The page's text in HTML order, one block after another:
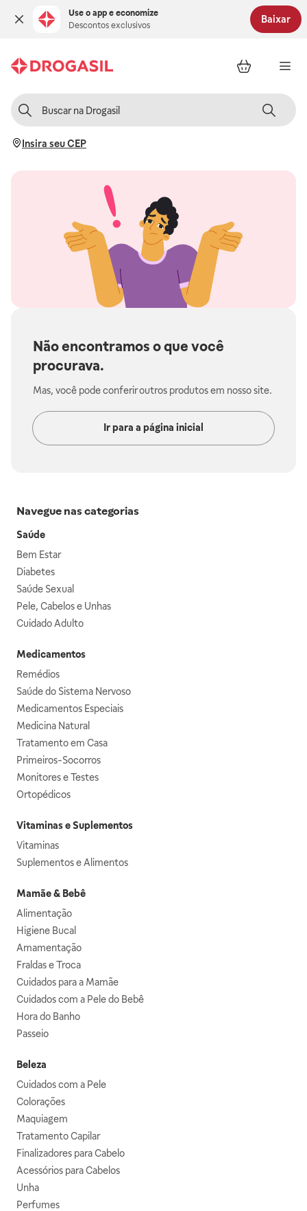
Use o app e economize
Descontos exclusivos
Baixar
Insira seu CEP
Não encontramos o que você
procurava.
Mas, você pode conferir outros produtos em nosso site.
Ir para a página inicial
Navegue nas categorias
Saúde
Bem Estar
Diabetes
Saúde Sexual
Pele, Cabelos e Unhas
Cuidado Adulto
Medicamentos
Remédios
Saúde do Sistema Nervoso
Medicamentos Especiais
Medicina Natural
Tratamento em Casa
Primeiros-Socorros
Monitores e Testes
Ortopédicos
Vitaminas e Suplementos
Vitaminas
Suplementos e Alimentos
Mamãe & Bebê
Alimentação
Higiene Bucal
Amamentação
Fraldas e Troca
Cuidados para a Mamãe
Cuidados com a Pele do Bebê
Hora do Banho
Passeio
Beleza
Cuidados com a Pele
Colorações
Maquiagem
Tratamento Capilar
Finalizadores para Cabelo
Acessórios para Cabelos
Unha
Perfumes